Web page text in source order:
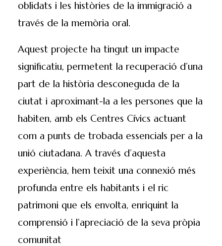
oblidats i les històries de la immigració a
través de la memòria oral.
Aquest projecte ha tingut un impacte
significatiu, permetent la recuperació d’una
part de la història desconeguda de la
ciutat i aproximant-la a les persones que la
habiten, amb els Centres Cívics actuant
com a punts de trobada essencials per a la
unió ciutadana. A través d’aquesta
experiència, hem teixit una connexió més
profunda entre els habitants i el ric
patrimoni que els envolta, enriquint la
comprensió i l’apreciació de la seva pròpia
comunitat